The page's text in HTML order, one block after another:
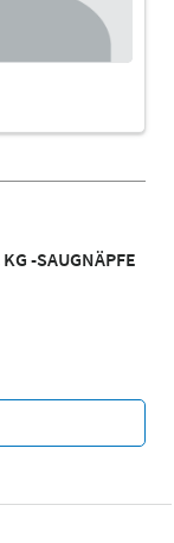
-SAUGNÄPFE